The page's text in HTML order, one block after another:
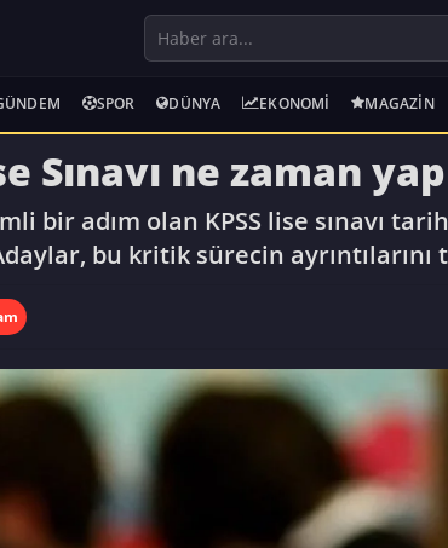
SPOR DÜNYA EKONOMI MAGAZIN
Sınavı ne zaman
bir adım olan KPSS lise sınavı
bu kritik sürecin ayrıntılarını